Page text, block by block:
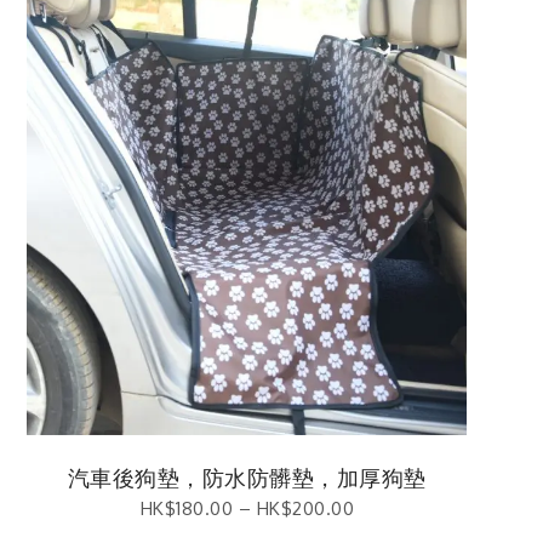
汽車後狗墊，防水防髒墊，加厚狗墊
HK$180.00 – HK$200.00